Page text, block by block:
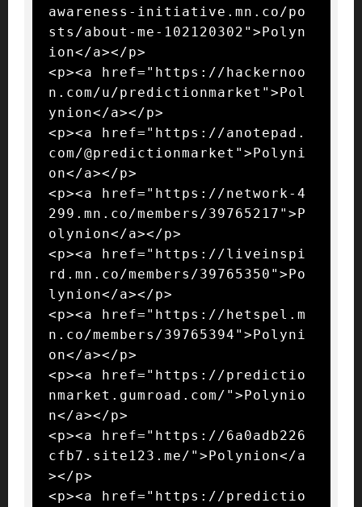
awareness-initiative.mn.co/po
sts/about-me-102120302">Polyn
ion</a></p>
<p><a href="https://hackernoo
n.com/u/predictionmarket">Pol
ynion</a></p>
<p><a href="https://anotepad.
com/@predictionmarket">Polyni
on</a></p>
<p><a href="https://network-4
299.mn.co/members/39765217">P
olynion</a></p>
<p><a href="https://liveinspi
rd.mn.co/members/39765350">Po
lynion</a></p>
<p><a href="https://hetspel.m
n.co/members/39765394">Polyni
on</a></p>
<p><a href="https://predictio
nmarket.gumroad.com/">Polynio
n</a></p>
<p><a href="https://6a0adb226
cfb7.site123.me/">Polynion</a
></p>
<p><a href="https://predictio